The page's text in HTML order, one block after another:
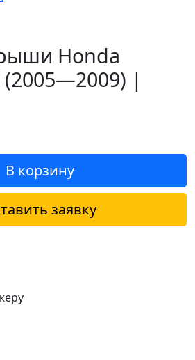
Honda
|
В корзину
заявку